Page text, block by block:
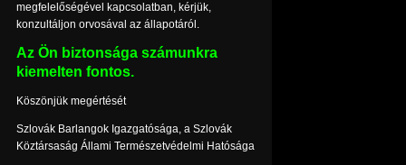
megfelelőségével kapcsolatban, kérjük,
konzultáljon orvosával az állapotáról.
Az Ön biztonsága számunkra
kiemelten fontos.
Köszönjük megértését
Szlovák Barlangok Igazgatósága, a Szlovák
Köztársaság Állami Természetvédelmi Hatósága